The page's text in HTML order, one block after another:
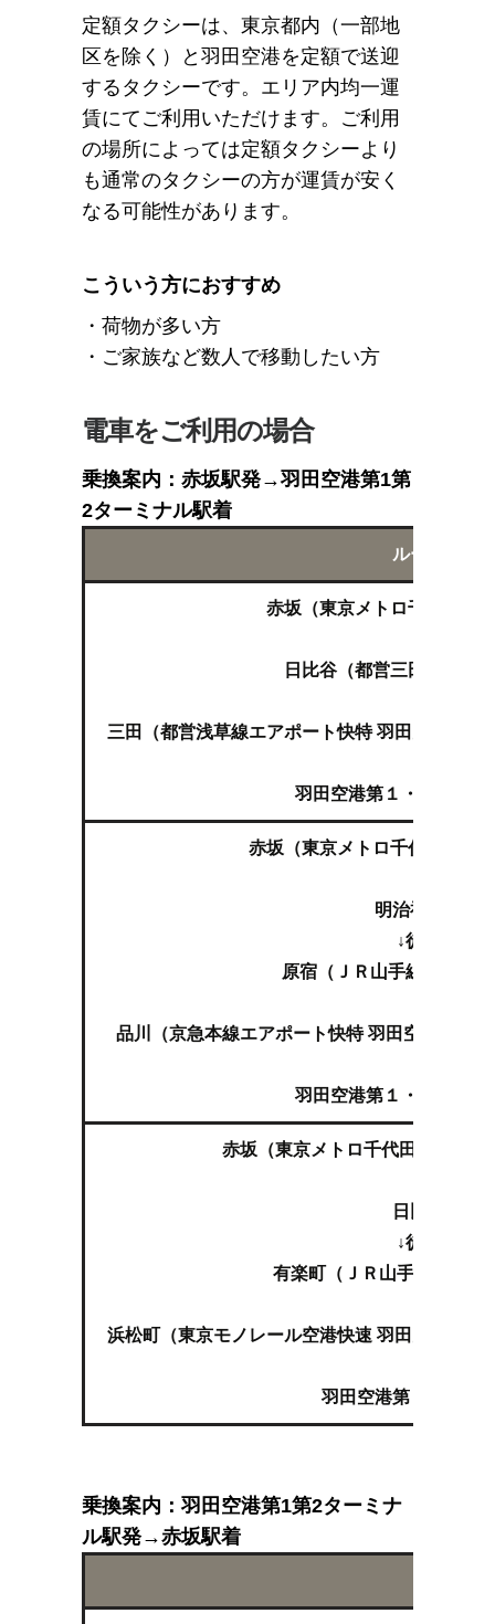
定額タクシーは、東京都内（一部地
区を除く）と羽田空港を定額で送迎
するタクシーです。エリア内均一運
賃にてご利用いただけます。ご利用
の場所によっては定額タクシーより
も通常のタクシーの方が運賃が安く
なる可能性があります。
こういう方におすすめ
・荷物が多い方
・ご家族など数人で移動したい方
電車をご利用の場合
乗換案内：赤坂駅発→羽田空港第1第
2ターミナル駅着
ルート
赤坂（東京メトロ千代田線
日比谷（都営三田線 白金
三田（都営浅草線エアポート快特 羽田空港第１
羽田空港第１・第２ター
赤坂（東京メトロ千代田線 代
明治神宮前
↓徒歩
原宿（ＪＲ山手線 渋谷,品
品川（京急本線エアポート快特 羽田空港第１
羽田空港第１・第２ター
赤坂（東京メトロ千代田線 我孫
日比谷
↓徒歩
有楽町（ＪＲ山手線 品川,
浜松町（東京モノレール空港快速 羽田空港第２
羽田空港第１ターミ
乗換案内：羽田空港第1第2ターミナ
ル駅発→赤坂駅着